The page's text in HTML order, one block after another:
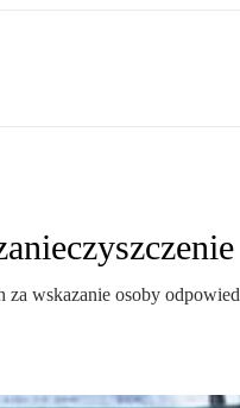
wskazanie osoby